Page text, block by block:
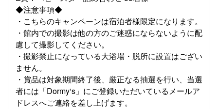
◆注意事項◆
・こちらのキャンペーンは宿泊者様限定になります。
・館内での撮影は他の方のご迷惑にならないように配
慮して撮影してください。
・撮影禁止になっている大浴場・脱所に設置はござい
ません。
・賞品は対象期間終了後、厳正なる抽選を行い、当選
者には「Dormy‘s」にご登録いただいているメールア
ドレスへご連絡を差し上げます。